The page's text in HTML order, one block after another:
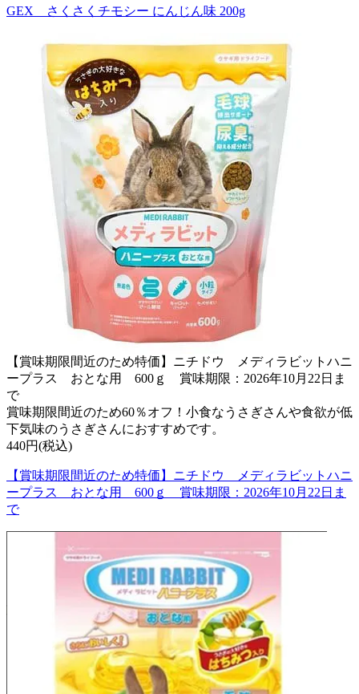
GEX さくさくチモシー にんじん味 200g
【賞味期限間近のため特価】ニチドウ メディラビットハニ
ープラス おとな用 600ｇ 賞味期限：2026年10月22日ま
で
賞味期限間近のため60％オフ！小食なうさぎさんや食欲が低
下気味のうさぎさんにおすすめです。
440円(税込)
【賞味期限間近のため特価】ニチドウ メディラビットハニ
ープラス おとな用 600ｇ 賞味期限：2026年10月22日ま
で